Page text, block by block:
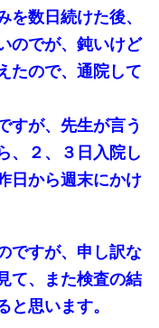
数日続けた後、
のでが、鈍いけど
たので、通院して
すが、先生が言う
、２、３日入院し
日から週末にかけ
ですが、申し訳な
て、また検査の結
思います。